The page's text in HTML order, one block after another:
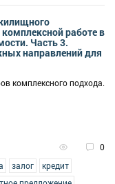
работе в
Часть 3.
направлений для
комплексного подхода.
0
залог
кредит